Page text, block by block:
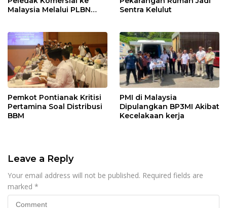
Malaysia Melalui PLBN
Sentra Kelulut
Pemkot Pontianak Kritisi
Pertamina Soal Distribusi
BBM
PMI di Malaysia
Dipulangkan BP3MI Akibat
Kecelakaan kerja
Leave a Reply
Your email address will not be published. Required fields are
marked *